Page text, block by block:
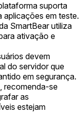
suporta
em teste.
SmartBear utiliza
ativação e
devem
do servidor que
em segurança.
recomenda-se
as
estejam